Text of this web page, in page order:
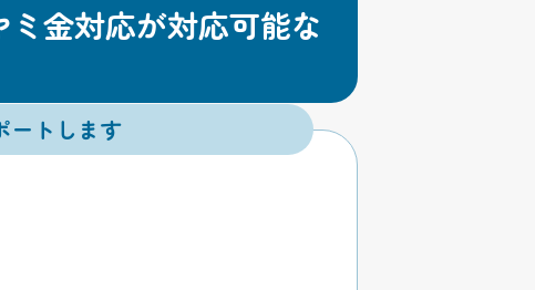
金対応が対応可能な
ートします